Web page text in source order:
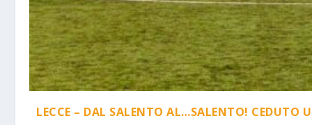
LECCE – DAL SALENTO AL…SALENTO! CEDUTO